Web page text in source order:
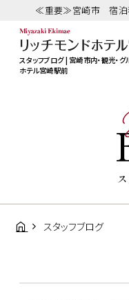
≪重要≫宮崎市 宿泊
スタッフブログ | 宮崎市内・観光・グ
ホテル宮崎駅前
スタッフブログ